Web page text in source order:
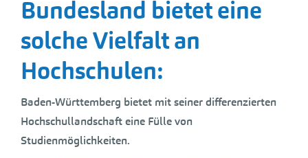
Bundesland bietet eine
solche Vielfalt an
Hochschulen:
Baden-Württemberg bietet mit seiner differenzierten
Hochschullandschaft eine Fülle von
Studienmöglichkeiten.